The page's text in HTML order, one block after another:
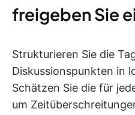
freigeben Sie
Strukturieren Sie die
Diskussionspunkten in
Schätzen Sie die für
um